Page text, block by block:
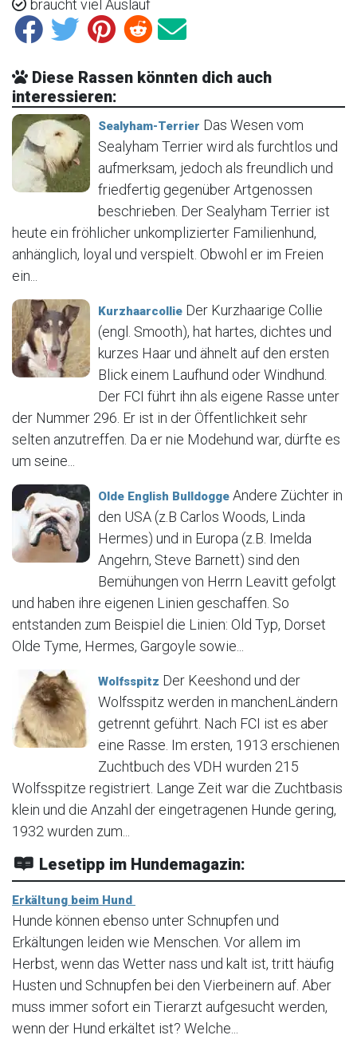
braucht viel Auslauf
Diese Rassen könnten dich auch
interessieren:
Sealyham-Terrier Das Wesen vom
Sealyham Terrier wird als furchtlos und
aufmerksam, jedoch als freundlich und
friedfertig gegenüber Artgenossen
beschrieben. Der Sealyham Terrier ist
heute ein fröhlicher unkomplizierter Familienhund,
anhänglich, loyal und verspielt. Obwohl er im Freien
ein...
Kurzhaarcollie Der Kurzhaarige Collie
(engl. Smooth), hat hartes, dichtes und
kurzes Haar und ähnelt auf den ersten
Blick einem Laufhund oder Windhund.
Der FCI führt ihn als eigene Rasse unter
der Nummer 296. Er ist in der Öffentlichkeit sehr
selten anzutreffen. Da er nie Modehund war, dürfte es
um seine...
Olde English Bulldogge Andere Züchter in
den USA (z.B Carlos Woods, Linda
Hermes) und in Europa (z.B. Imelda
Angehrn, Steve Barnett) sind den
Bemühungen von Herrn Leavitt gefolgt
und haben ihre eigenen Linien geschaffen. So
entstanden zum Beispiel die Linien: Old Typ, Dorset
Olde Tyme, Hermes, Gargoyle sowie...
Wolfsspitz Der Keeshond und der
Wolfsspitz werden in manchenLändern
getrennt geführt. Nach FCI ist es aber
eine Rasse. Im ersten, 1913 erschienen
Zuchtbuch des VDH wurden 215
Wolfsspitze registriert. Lange Zeit war die Zuchtbasis
klein und die Anzahl der eingetragenen Hunde gering,
1932 wurden zum...
Lesetipp im Hundemagazin:
Erkältung beim Hund
Hunde können ebenso unter Schnupfen und
Erkältungen leiden wie Menschen. Vor allem im
Herbst, wenn das Wetter nass und kalt ist, tritt häufig
Husten und Schnupfen bei den Vierbeinern auf. Aber
muss immer sofort ein Tierarzt aufgesucht werden,
wenn der Hund erkältet ist? Welche...